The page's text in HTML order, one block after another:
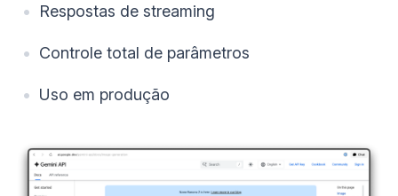
Respostas de streaming
Controle total de parâmetros
Uso em produção